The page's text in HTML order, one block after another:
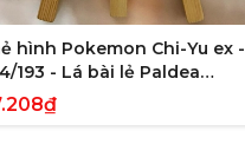
hình Pokemon Chi-Yu ex -
193 - Lá bài lẻ Paldea
Full Art Secret Rare
Anh chính hãng